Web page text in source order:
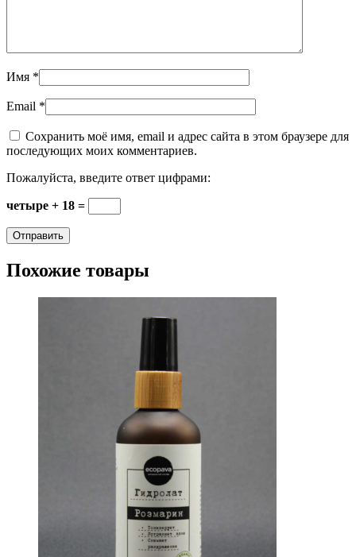
Имя *
Email *
Сохранить моё имя, email и адрес сайта в этом браузере для
последующих моих комментариев.
Пожалуйста, введите ответ цифрами:
четыре + 18 =
Похожие товары